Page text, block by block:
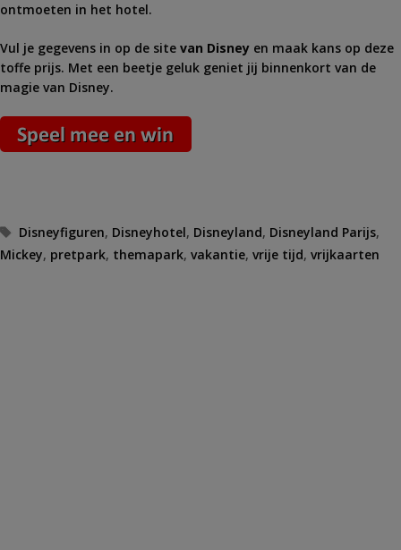
ontmoeten in het hotel.
Vul je gegevens in op de site van Disney en maak kans op deze
toffe prijs. Met een beetje geluk geniet jij binnenkort van de
magie van Disney.
Tags
Disneyfiguren, Disneyhotel, Disneyland, Disneyland Parijs,
Mickey, pretpark, themapark, vakantie, vrije tijd, vrijkaarten